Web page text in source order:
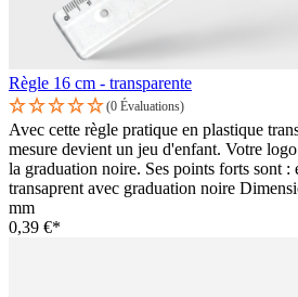
Règle 16 cm - transparente
(0 Évaluations)
Avec cette règle pratique en plastique
mesure devient un jeu d'enfant. Votre
la graduation noire. Ses points forts sont :
transaprent avec graduation noire
mm
0,39 €*